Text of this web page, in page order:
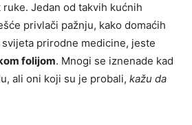
Jedan od takvih kućnih
privlači pažnju, kako domaćih
prirodne medicine, jeste
folijom. Mnogi se iznenade kad
ali oni koji su je probali, kažu da